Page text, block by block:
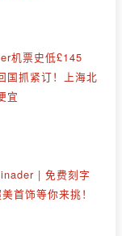
机票史低£145
国抓紧订！上海北
宜
| 免费刻字
首饰等你来挑！